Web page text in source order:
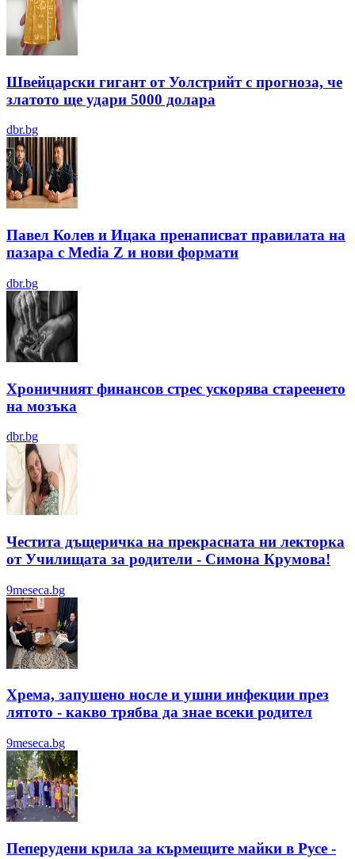
Швейцарски гигант от Уолстрийт с прогноза, че
златото ще удари 5000 долара
dbr.bg
Павел Колев и Ицака пренаписват правилата на
пазара с Media Z и нови формати
dbr.bg
Хроничният финансов стрес ускорява стареенето
на мозъка
dbr.bg
Честита дъщеричка на прекрасната ни лекторка
от Училищата за родители - Симона Крумова!
9meseca.bg
Хрема, запушено носле и ушни инфекции през
лятотo - какво трябва да знае всеки родител
9meseca.bg
Пеперудени крила за кърмещите майки в Русе -